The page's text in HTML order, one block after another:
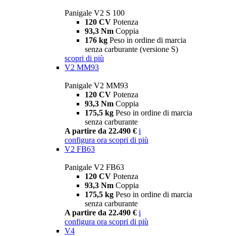
Panigale V2 S 100
120 CV Potenza
93,3 Nm Coppia
176 kg Peso in ordine di marcia
senza carburante (versione S)
scopri di più
V2 MM93
Panigale V2 MM93
120 CV Potenza
93,3 Nm Coppia
175,5 kg Peso in ordine di marcia
senza carburante
A partire da 22.490 € i
configura ora scopri di più
V2 FB63
Panigale V2 FB63
120 CV Potenza
93,3 Nm Coppia
175,5 kg Peso in ordine di marcia
senza carburante
A partire da 22.490 € i
configura ora scopri di più
V4